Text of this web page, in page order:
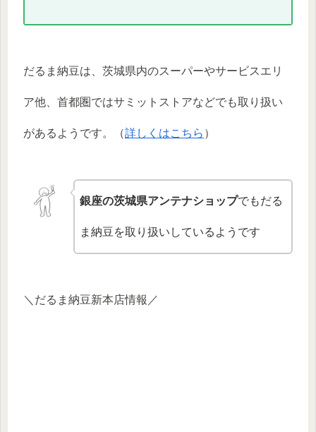
だるま納豆は、茨城県内のスーパーやサービスエリ
ア他、首都圏ではサミットストアなどでも取り扱い
があるようです。（詳しくはこちら ）
銀座の茨城県アンテナショップでもだる
ま納豆を取り扱いしているようです
＼だるま納豆新本店情報／